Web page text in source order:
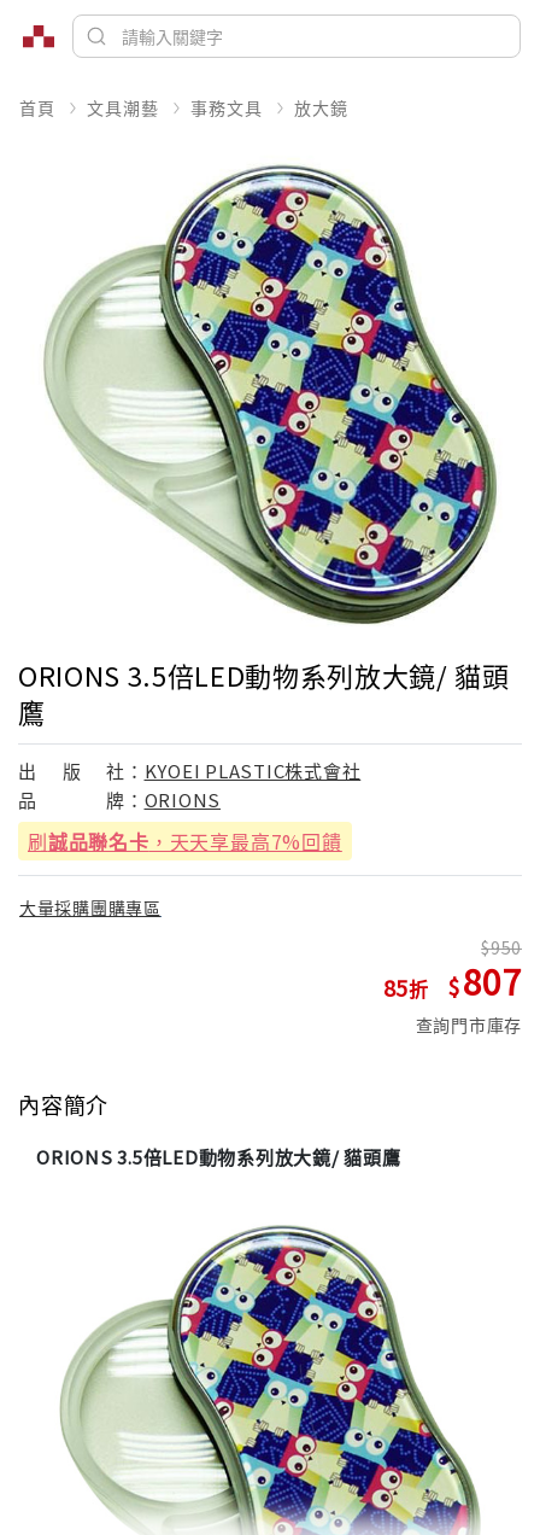
首頁 文具潮藝 事務文具 放大鏡
ORIONS 3.5倍LED動物系列放大鏡/ 貓頭
鷹
出 版 社： KYOEI PLASTIC株式會社
品
牌： ORIONS
刷誠品聯名卡 ，天天享最高7%回饋
大量採購團購專區
85
950
807
查詢門市庫存
內容簡介
ORIONS 3.5倍LED動物系列放大鏡/ 貓頭鷹